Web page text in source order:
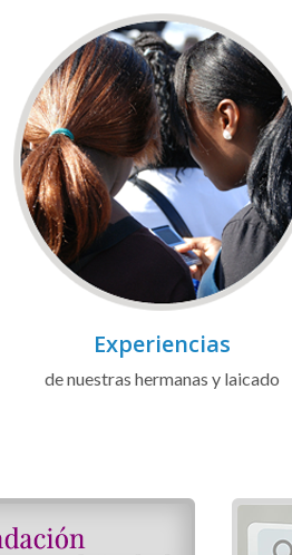
Experiencias
de nuestras hermanas y laicado